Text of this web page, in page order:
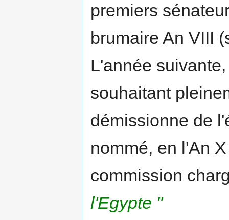
premiers
brumaire An VIII
L'année
souhaitant
démissionne de
nommé, en l'An
commission
l'Egypte "